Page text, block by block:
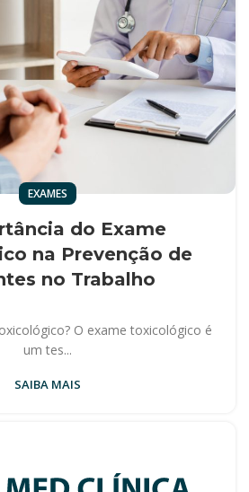
EXAMES
do Exame
na Prevenção de
no Trabalho
O exame toxicológico é
um tes...
SAIBA MAIS